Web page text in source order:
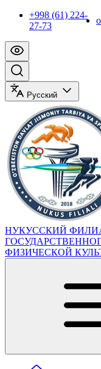
+998 (61) 224-
27-73
Русский
НУКУССКИЙ
ФИЗИЧЕСКОЙ